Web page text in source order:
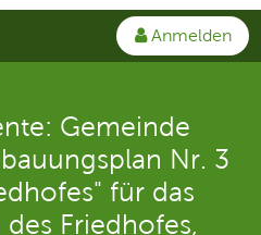
Anmelden
Gemeinde
Nr. 3
für das
Friedhofes,